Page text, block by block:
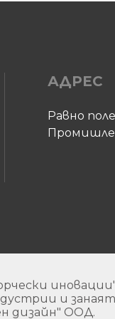
АДРЕС
Равно
иновации"
и
дизайн" ООД.